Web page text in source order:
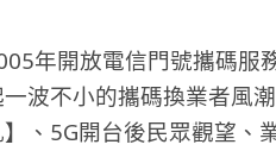
年開放電信門號攜碼服
波不小的攜碼換業者風
、5G開台後民眾觀望、